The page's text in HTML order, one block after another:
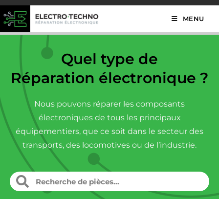
MENU
Quel type de
Réparation électronique ?
Nous pouvons réparer les composants
électroniques de tous les principaux
équipementiers, que ce soit dans le secteur des
transports, des locomotives ou de l’industrie.